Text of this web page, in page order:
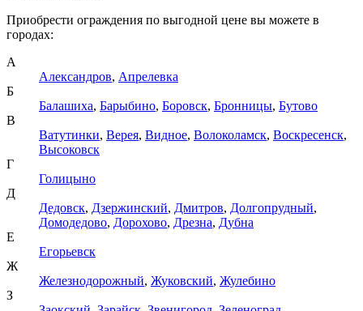
Приобрести ограждения по выгодной цене вы можете в
городах:
А
Александров, Апрелевка
Б
Балашиха, Барыбино, Боровск, Бронницы, Бутово
В
Ватутинки, Верея, Видное, Волоколамск, Воскресенск,
Высоковск
Г
Голицыно
Д
Дедовск, Дзержинский, Дмитров, Долгопрудный,
Домодедово, Дорохово, Дрезна, Дубна
Е
Егорьевск
Ж
Железнодорожный, Жуковский, Жулебино
З